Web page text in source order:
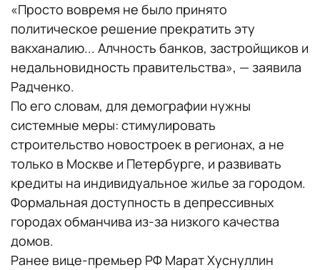
«Просто вовремя не было принято
политическое решение прекратить эту
вакханалию... Алчность банков, застройщиков и
недальновидность правительства», — заявила
Радченко.
По его словам, для демографии нужны
системные меры: стимулировать
строительство новостроек в регионах, а не
только в Москве и Петербурге, и развивать
кредиты на индивидуальное жилье за городом.
Формальная доступность в депрессивных
городах обманчива из-за низкого качества
домов.
Ранее вице-премьер РФ Марат Хуснуллин